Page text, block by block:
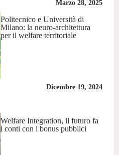
Marzo 28, 2025
Politecnico e Università di
Milano: la neuro-architettura
per il welfare territoriale
Dicembre 19, 2024
Welfare Integration, il futuro fa
i conti con i bonus pubblici